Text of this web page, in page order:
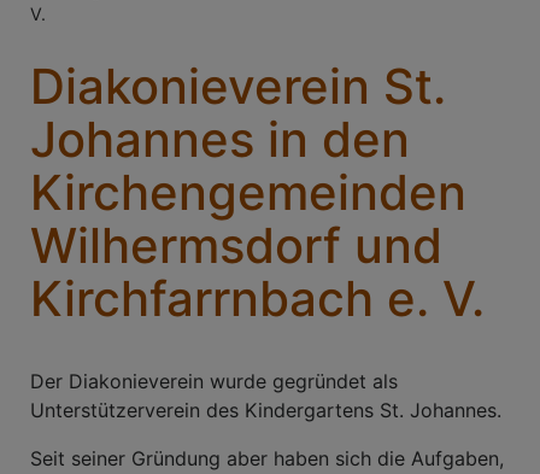
V.
Diakonieverein St.
Johannes in den
Kirchengemeinden
Wilhermsdorf und
Kirchfarrnbach e. V.
Der Diakonieverein wurde gegründet als
Unterstützerverein des Kindergartens St. Johannes.
Seit seiner Gründung aber haben sich die Aufgaben,